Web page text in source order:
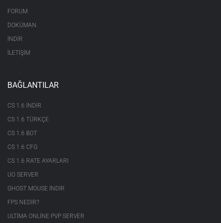
FORUM
DOKÜMAN
İNDİR
İLETİŞİM
BAĞLANTILAR
CS 1.6 INDIR
CS 1.6 TÜRKÇE
CS 1.6 BOT
CS 1.6 CFG
CS 1.6 RATE AYARLARI
UO SERVER
GHOST MOUSE INDIR
FPS NEDIR?
ULTIMA ONLINE PVP SERVER